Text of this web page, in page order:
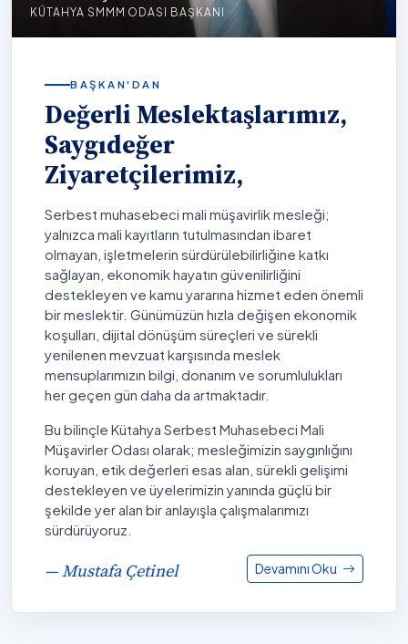
KÜTAHYA SMMM ODASI BAŞKANI
BAŞKAN'DAN
Değerli Meslektaşlarımız,
Saygıdeğer
Ziyaretçilerimiz,
Serbest muhasebeci mali müşavirlik mesleği;
yalnızca mali kayıtların tutulmasından ibaret
olmayan, işletmelerin sürdürülebilirliğine katkı
sağlayan, ekonomik hayatın güvenilirliğini
destekleyen ve kamu yararına hizmet eden önemli
bir meslektir. Günümüzün hızla değişen ekonomik
koşulları, dijital dönüşüm süreçleri ve sürekli
yenilenen mevzuat karşısında meslek
mensuplarımızın bilgi, donanım ve sorumlulukları
her geçen gün daha da artmaktadır.
Bu bilinçle Kütahya Serbest Muhasebeci Mali
Müşavirler Odası olarak; mesleğimizin saygınlığını
koruyan, etik değerleri esas alan, sürekli gelişimi
destekleyen ve üyelerimizin yanında güçlü bir
şekilde yer alan bir anlayışla çalışmalarımızı
sürdürüyoruz.
— Mustafa Çetinel Devamını Oku